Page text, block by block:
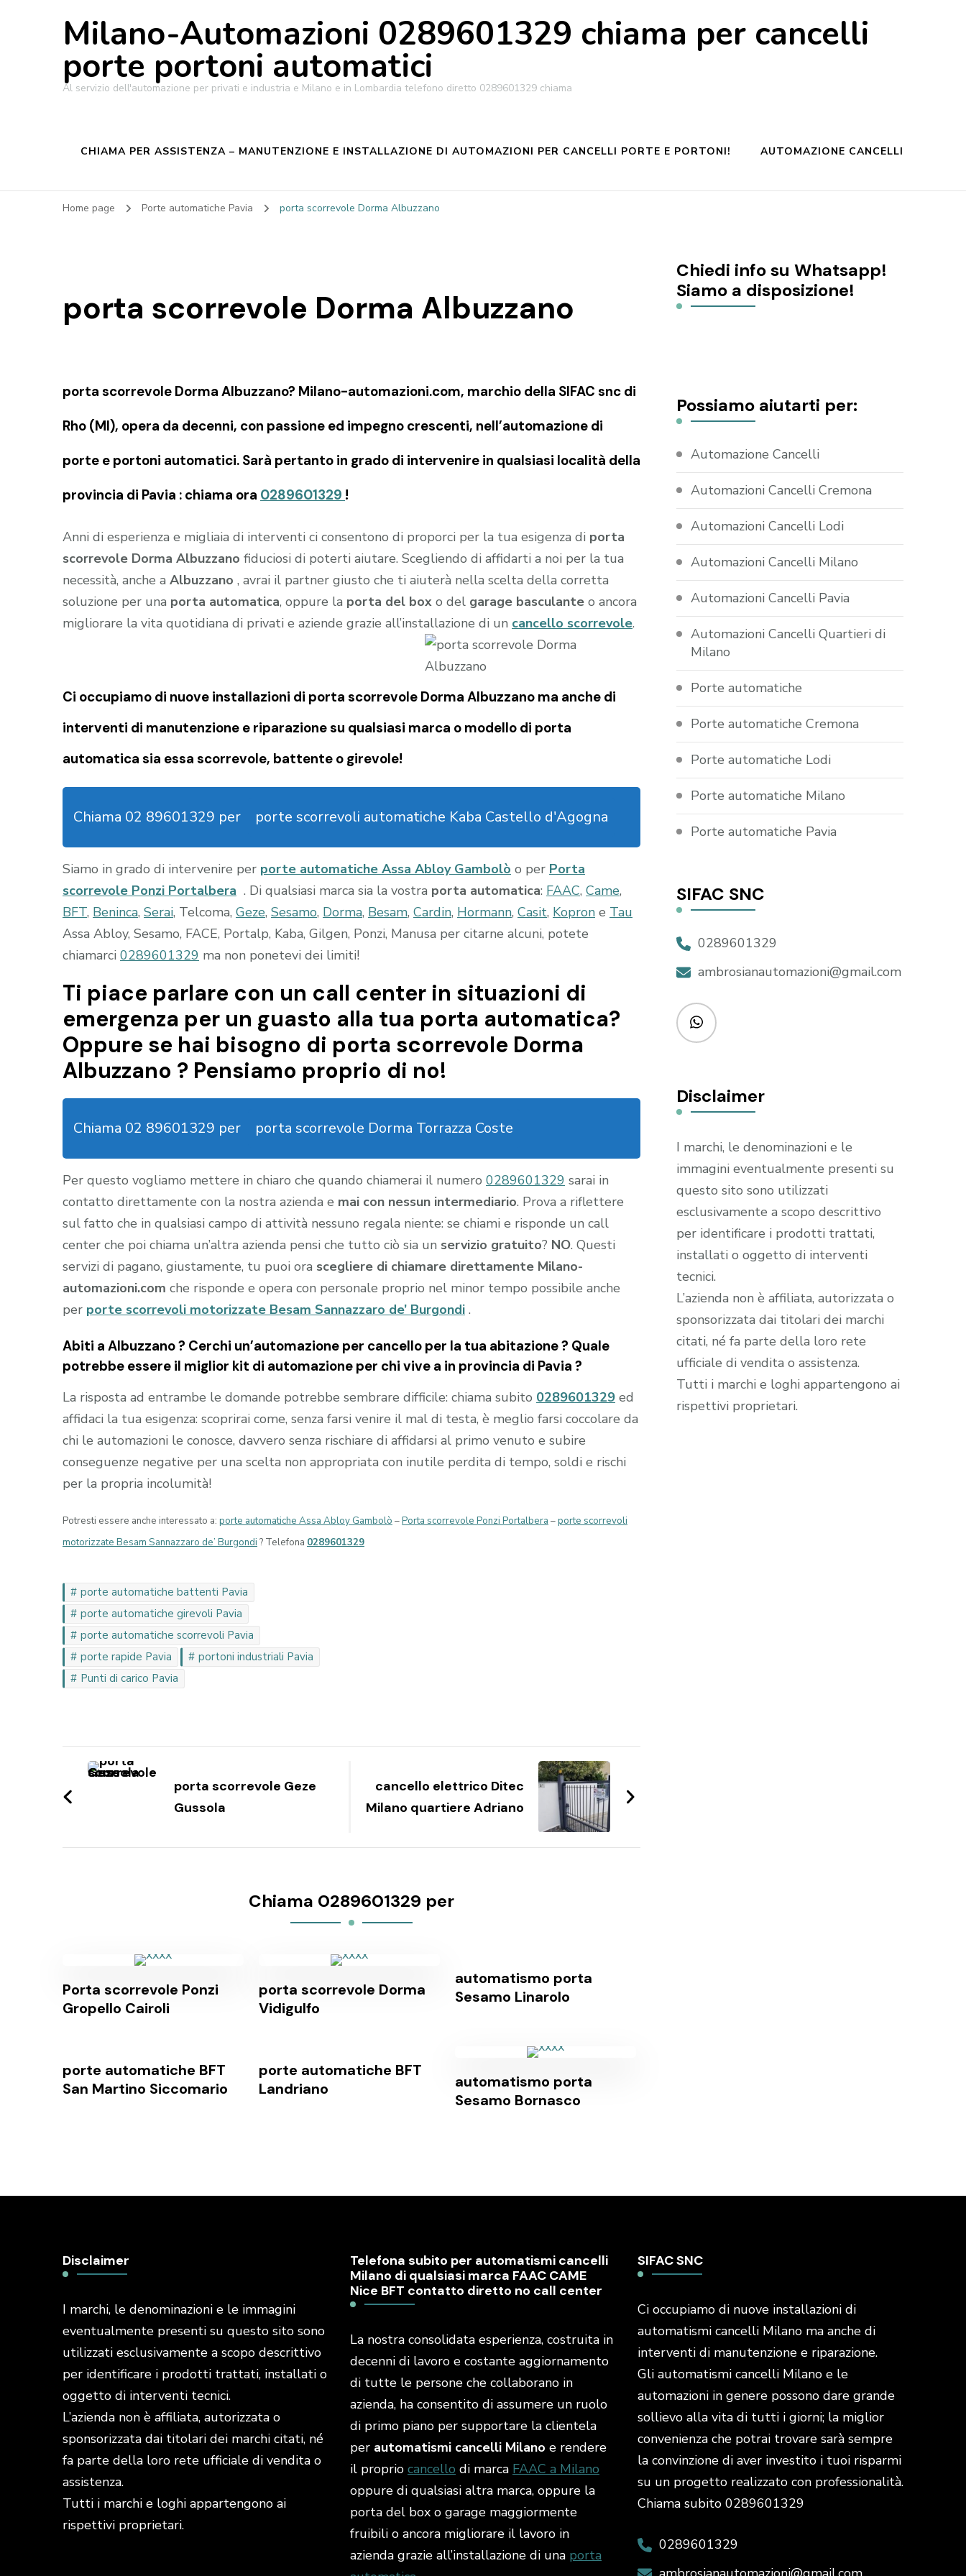
Milano-Automazioni 0289601329 chiama per cancelli
porte portoni automatici
Al servizio dell'automazione per privati e industria e Milano e in Lombardia telefono diretto 0289601329 chiama
CHIAMA PER ASSISTENZA – MANUTENZIONE E INSTALLAZIONE DI AUTOMAZIONI PER CANCELLI PORTE E PORTONI! AUTOMAZIONE CANCELLI
Home page Porte automatiche Pavia porta scorrevole Dorma Albuzzano
porta scorrevole Dorma Albuzzano
porta scorrevole Dorma Albuzzano? Milano-automazioni.com, marchio della SIFAC snc di
Rho (MI), opera da decenni, con passione ed impegno crescenti, nell’automazione di
porte e portoni automatici. Sarà pertanto in grado di intervenire in qualsiasi località della
provincia di Pavia : chiama ora 0289601329 !
Anni di esperienza e migliaia di interventi ci consentono di proporci per la tua esigenza di porta
scorrevole Dorma Albuzzano fiduciosi di poterti aiutare. Scegliendo di affidarti a noi per la tua
necessità, anche a Albuzzano , avrai il partner giusto che ti aiuterà nella scelta della corretta
soluzione per una porta automatica, oppure la porta del box o del garage basculante o ancora
migliorare la vita quotidiana di privati e aziende grazie all’installazione di un cancello scorrevole.
Ci occupiamo di nuove installazioni di porta scorrevole Dorma Albuzzano ma anche di
interventi di manutenzione e riparazione su qualsiasi marca o modello di porta
automatica sia essa scorrevole, battente o girevole!
Chiama 02 89601329 per porte scorrevoli automatiche Kaba Castello d'Agogna
Siamo in grado di intervenire per porte automatiche Assa Abloy Gambolò o per Porta
scorrevole Ponzi Portalbera . Di qualsiasi marca sia la vostra porta automatica: FAAC, Came,
BFT, Beninca, Serai, Telcoma, Geze, Sesamo, Dorma, Besam, Cardin, Hormann, Casit, Kopron e Tau
Assa Abloy, Sesamo, FACE, Portalp, Kaba, Gilgen, Ponzi, Manusa per citarne alcuni, potete
chiamarci 0289601329 ma non ponetevi dei limiti!
Ti piace parlare con un call center in situazioni di
emergenza per un guasto alla tua porta automatica?
Oppure se hai bisogno di porta scorrevole Dorma
Albuzzano ? Pensiamo proprio di no!
Chiama 02 89601329 per porta scorrevole Dorma Torrazza Coste
Per questo vogliamo mettere in chiaro che quando chiamerai il numero 0289601329 sarai in
contatto direttamente con la nostra azienda e mai con nessun intermediario. Prova a riflettere
sul fatto che in qualsiasi campo di attività nessuno regala niente: se chiami e risponde un call
center che poi chiama un’altra azienda pensi che tutto ciò sia un servizio gratuito? NO. Questi
servizi di pagano, giustamente, tu puoi ora scegliere di chiamare direttamente Milano-
automazioni.com che risponde e opera con personale proprio nel minor tempo possibile anche
per porte scorrevoli motorizzate Besam Sannazzaro de’ Burgondi .
Abiti a Albuzzano? Cerchi un’automazione per cancello per la tua abitazione ? Quale
potrebbe essere il miglior kit di automazione per chi vive a in provincia di Pavia ?
La risposta ad entrambe le domande potrebbe sembrare difficile: chiama subito 0289601329 ed
affidaci la tua esigenza: scoprirai come, senza farsi venire il mal di testa, è meglio farsi coccolare da
chi le automazioni le conosce, davvero senza rischiare di affidarsi al primo venuto e subire
conseguenze negative per una scelta non appropriata con inutile perdita di tempo, soldi e rischi
per la propria incolumità!
Potresti essere anche interessato a: porte automatiche Assa Abloy Gambolò –Porta scorrevole Ponzi Portalbera –porte scorrevoli
motorizzate Besam Sannazzaro de’ Burgondi ? Telefona 0289601329
porte automatiche battenti Pavia
porte automatiche girevoli Pavia
porte automatiche scorrevoli Pavia
porte rapide Pavia
portoni industriali Pavia
Punti di carico Pavia
Navigazione
articoli
porta scorrevole Geze
Gussola
cancello elettrico Ditec
Milano quartiere Adriano
Chiama 0289601329 per
Porta scorrevole Ponzi
Gropello Cairoli
porta scorrevole Dorma
Vidigulfo
automatismo porta
Sesamo Linarolo
porte automatiche BFT
San Martino Siccomario
porte automatiche BFT
Landriano
automatismo porta
Sesamo Bornasco
Chiedi info su Whatsapp!
Siamo a disposizione!
Possiamo aiutarti per:
Automazione Cancelli
Automazioni Cancelli Cremona
Automazioni Cancelli Lodi
Automazioni Cancelli Milano
Automazioni Cancelli Pavia
Automazioni Cancelli Quartieri di
Milano
Porte automatiche
Porte automatiche Cremona
Porte automatiche Lodi
Porte automatiche Milano
Porte automatiche Pavia
SIFAC SNC
0289601329
ambrosianautomazioni@gmail.com
Disclaimer
I marchi, le denominazioni e le
immagini eventualmente presenti su
questo sito sono utilizzati
esclusivamente a scopo descrittivo
per identificare i prodotti trattati,
installati o oggetto di interventi
tecnici.
L’azienda non è affiliata, autorizzata o
sponsorizzata dai titolari dei marchi
citati, né fa parte della loro rete
ufficiale di vendita o assistenza.
Tutti i marchi e loghi appartengono ai
rispettivi proprietari.
Disclaimer
I marchi, le denominazioni e le immagini
eventualmente presenti su questo sito sono
utilizzati esclusivamente a scopo descrittivo
per identificare i prodotti trattati, installati o
oggetto di interventi tecnici.
L’azienda non è affiliata, autorizzata o
sponsorizzata dai titolari dei marchi citati, né
fa parte della loro rete ufficiale di vendita o
assistenza.
Tutti i marchi e loghi appartengono ai
rispettivi proprietari.
Telefona subito per automatismi cancelli
Milano di qualsiasi marca FAAC CAME
Nice BFT contatto diretto no call center
La nostra consolidata esperienza, costruita in
decenni di lavoro e costante aggiornamento
di tutte le persone che collaborano in
azienda, ha consentito di assumere un ruolo
di primo piano per supportare la clientela
per automatismi cancelli Milano e rendere
il proprio cancello di marca FAAC a Milano
oppure di qualsiasi altra marca, oppure la
porta del box o garage maggiormente
fruibili o ancora migliorare il lavoro in
azienda grazie all’installazione di una porta
SIFAC SNC
Ci occupiamo di nuove installazioni di
automatismi cancelli Milano ma anche di
interventi di manutenzione e riparazione.
Gli automatismi cancelli Milano e le
automazioni in genere possono dare grande
sollievo alla vita di tutti i giorni; la miglior
convenienza che potrai trovare sarà sempre
la convinzione di aver investito i tuoi risparmi
su un progetto realizzato con professionalità.
Chiama subito 0289601329
0289601329